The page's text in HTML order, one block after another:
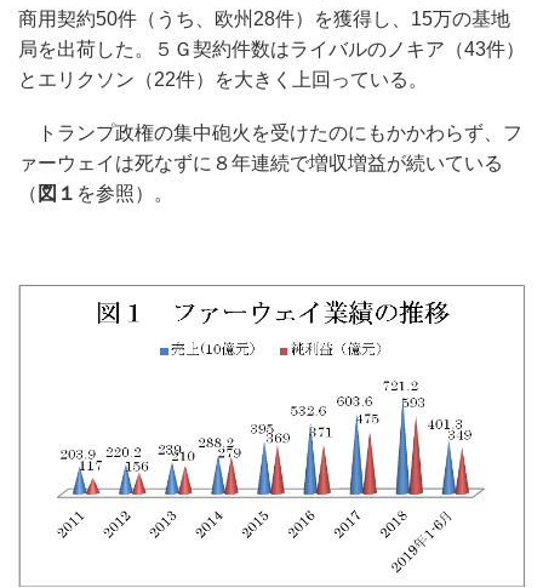
商用契約50件（うち、欧州28件）を獲得し、15万の基地
局を出荷した。５Ｇ契約件数はライバルのノキア（43件）
とエリクソン（22件）を大きく上回っている。
トランプ政権の集中砲火を受けたのにもかかわらず、フ
ァーウェイは死なずに８年連続で増収増益が続いている
（ 図１ を参照）。